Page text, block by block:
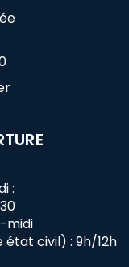
:
midi
état civil) : 9h/12h